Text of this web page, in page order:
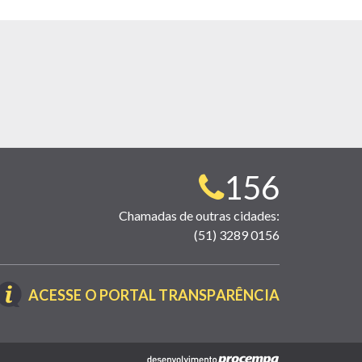
Telefone
para
contato:
156
Chamadas de outras cidades:
(51) 3289 0156
ACESSE O PORTAL TRANSPARÊNCIA(LINK
EM